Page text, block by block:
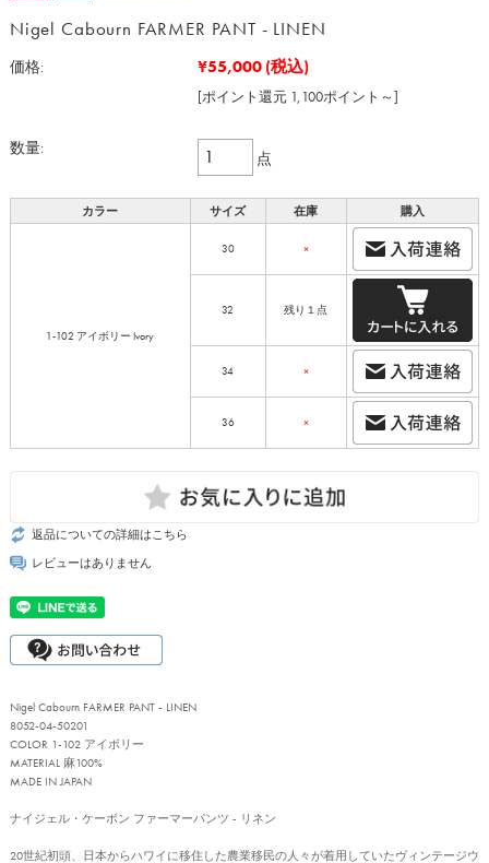
Nigel Cabourn FARMER PANT - LINEN
価格: ¥55,000 (税込)
[ポイント還元 1,100ポイント～]
数量:
点
カラー サイズ 在庫 購入
1-102 アイボリー Ivory
30 ×
32 残り１点
34 ×
36 ×
返品についての詳細はこちら
レビューはありません
Nigel Cabourn FARMER PANT - LINEN
8052-04-50201
COLOR 1-102 アイボリー
MATERIAL 麻100%
MADE IN JAPAN
ナイジェル・ケーボン ファーマーパンツ - リネン
20世紀初頭、日本からハワイに移住した農業移民の人々が着用していたヴィンテージウ